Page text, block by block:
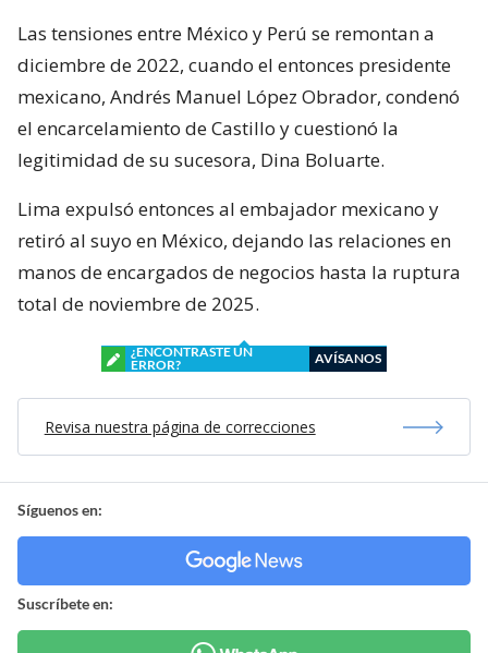
Las tensiones entre México y Perú se remontan a
diciembre de 2022, cuando el entonces presidente
mexicano, Andrés Manuel López Obrador, condenó
el encarcelamiento de Castillo y cuestionó la
legitimidad de su sucesora, Dina Boluarte.
Lima expulsó entonces al embajador mexicano y
retiró al suyo en México, dejando las relaciones en
manos de encargados de negocios hasta la ruptura
total de noviembre de 2025.
¿ENCONTRASTE UN
ERROR?
AVÍSANOS
Revisa nuestra página de correcciones
Síguenos en:
Suscríbete en: